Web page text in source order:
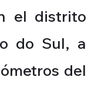
el distrito
do Sul, a
del